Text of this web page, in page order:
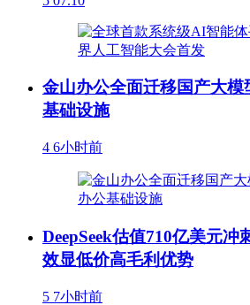
金山办公全面迁移国产大
基础设施
4 6小时前
DeepSeek估值710亿美元
效显低价高毛利优势
5 7小时前